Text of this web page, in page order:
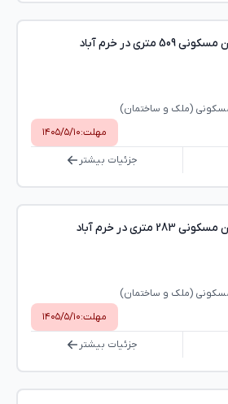
متری در خرم آباد
(ملک و ساختمان)
مهلت:۱۴۰۵/۵/۱۰
جزئیات بیشتر
متری در خرم آباد
(ملک و ساختمان)
مهلت:۱۴۰۵/۵/۱۰
جزئیات بیشتر